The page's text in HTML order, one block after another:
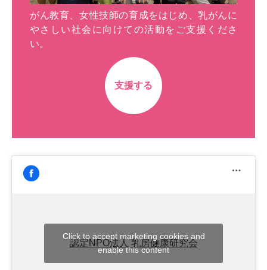
がん教育、女性技師の育成をはじめ、乳がんに
やさしい社会に向けての活動をご支援くださ
い。
支援する
認定NPO法人 乳房健康研究会
Click to accept marketing cookies and
enable this content